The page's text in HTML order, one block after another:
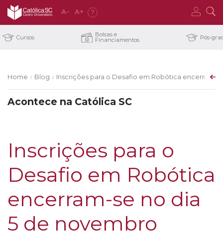
A- A+ ?
Cursos Bolsas e
Financiamentos Pós-
Home / Blog / Inscrições para o Desafio em Robótica encerram-
Acontece na Católica SC
Inscrições para o
Desafio em Robótica
encerram-se no dia
5 de novembro